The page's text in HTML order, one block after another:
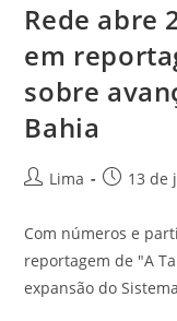
Rede abre
em
sobre
Bahia
Lima 13 de
Com números e
reportagem de "A
expansão do